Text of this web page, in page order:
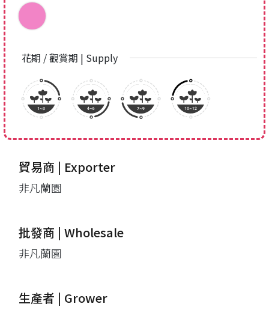
花期 / 觀賞期 | Supply
貿易商 | Exporter
非凡蘭園
批發商 | Wholesale
非凡蘭園
生產者 | Grower